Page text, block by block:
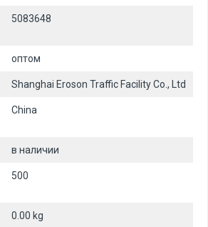
5083648
оптом
Shanghai Eroson Traffic Facility Co., Ltd
China
в наличии
500
0.00 kg